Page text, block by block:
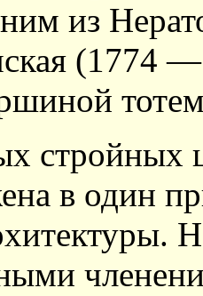
из
(1774 —
стройных
в один